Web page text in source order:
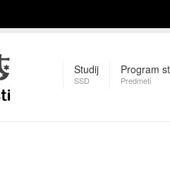
Studij
SSD
Program
Predmeti